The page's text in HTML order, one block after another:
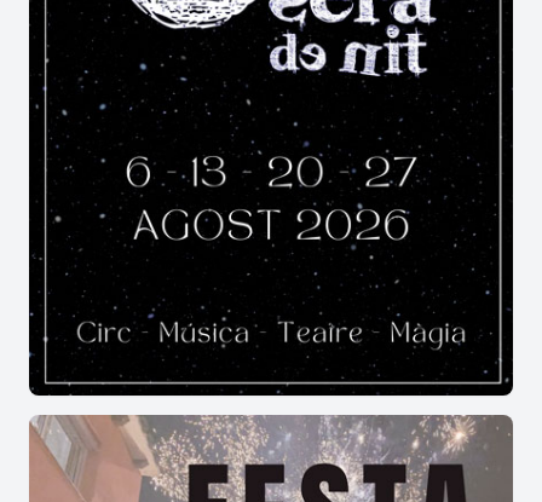
infantil.
La Festa Major combina tradició i
música?
Sí. La
Festa Major dels Hostalets de Pierola
reuneix actes decultura popular, concerts,
havaneres, cercaviles, ball de Festa Major i
sessions musicals que ofereixen una programació
molt variada.